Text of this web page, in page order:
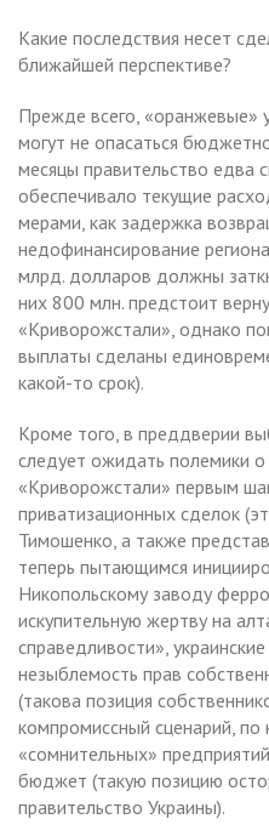
Какие последствия несет
ближайшей перспективе?
Прежде всего, «оранжевые»
могут не опасаться
месяцы правительство едва
обеспечивало текущие
мерами, как задержка
недофинансирование
млрд. долларов должны
них 800 млн. предстоит
«Криворожстали», однако
выплаты сделаны
какой-то срок).
Кроме того, в преддверии
следует ожидать полемики
«Криворожстали» первым
приватизационных сделок
Тимошенко, а также
теперь пытающимся
Никопольскому заводу
искупительную жертву на
справедливости»,
незыблемость прав
(такова позиция
компромиссный сценарий,
«сомнительных»
бюджет (такую позицию
правительство Украины).